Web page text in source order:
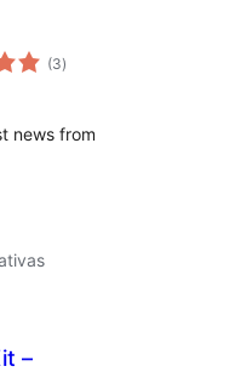
(3total
de
)
news from
–